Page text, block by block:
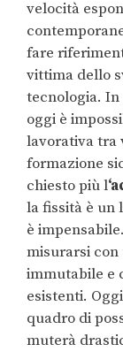
velocità
fare
vittima dello
tecnologia. In
oggi è
lavorativa tra
formazione
chiesto più l
la fissità è un
è
misurarsi
immutabile e
esistenti.
quadro di
muterà